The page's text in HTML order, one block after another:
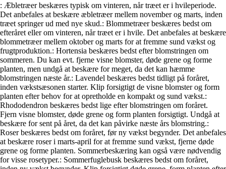
: Æbletræer beskæres typisk om vinteren, når træet er i hvileperiode.
Det anbefales at beskære æbletræer mellem november og marts, inden
træet springer ud med nye skud.: Blommetræer beskæres bedst om
efteråret eller om vinteren, når træet er i hvile. Det anbefales at beskære
blommetræer mellem oktober og marts for at fremme sund vækst og
frugtproduktion.: Hortensia beskæres bedst efter blomstringen om
sommeren. Du kan evt. fjerne visne blomster, døde grene og forme
planten, men undgå at beskære for meget, da det kan hæmme
blomstringen næste år.: Lavendel beskæres bedst tidligt på foråret,
inden vækstsæsonen starter. Klip forsigtigt de visne blomster og form
planten efter behov for at opretholde en kompakt og sund vækst.:
Rhododendron beskæres bedst lige efter blomstringen om foråret.
Fjern visne blomster, døde grene og form planten forsigtigt. Undgå at
beskære for sent på året, da det kan påvirke næste års blomstring.:
Roser beskæres bedst om foråret, før ny vækst begynder. Det anbefales
at beskære roser i marts-april for at fremme sund vækst, fjerne døde
grene og forme planten. Sommerbeskæring kan også være nødvendig
for visse rosetyper.: Sommerfuglebusk beskæres bedst om foråret,